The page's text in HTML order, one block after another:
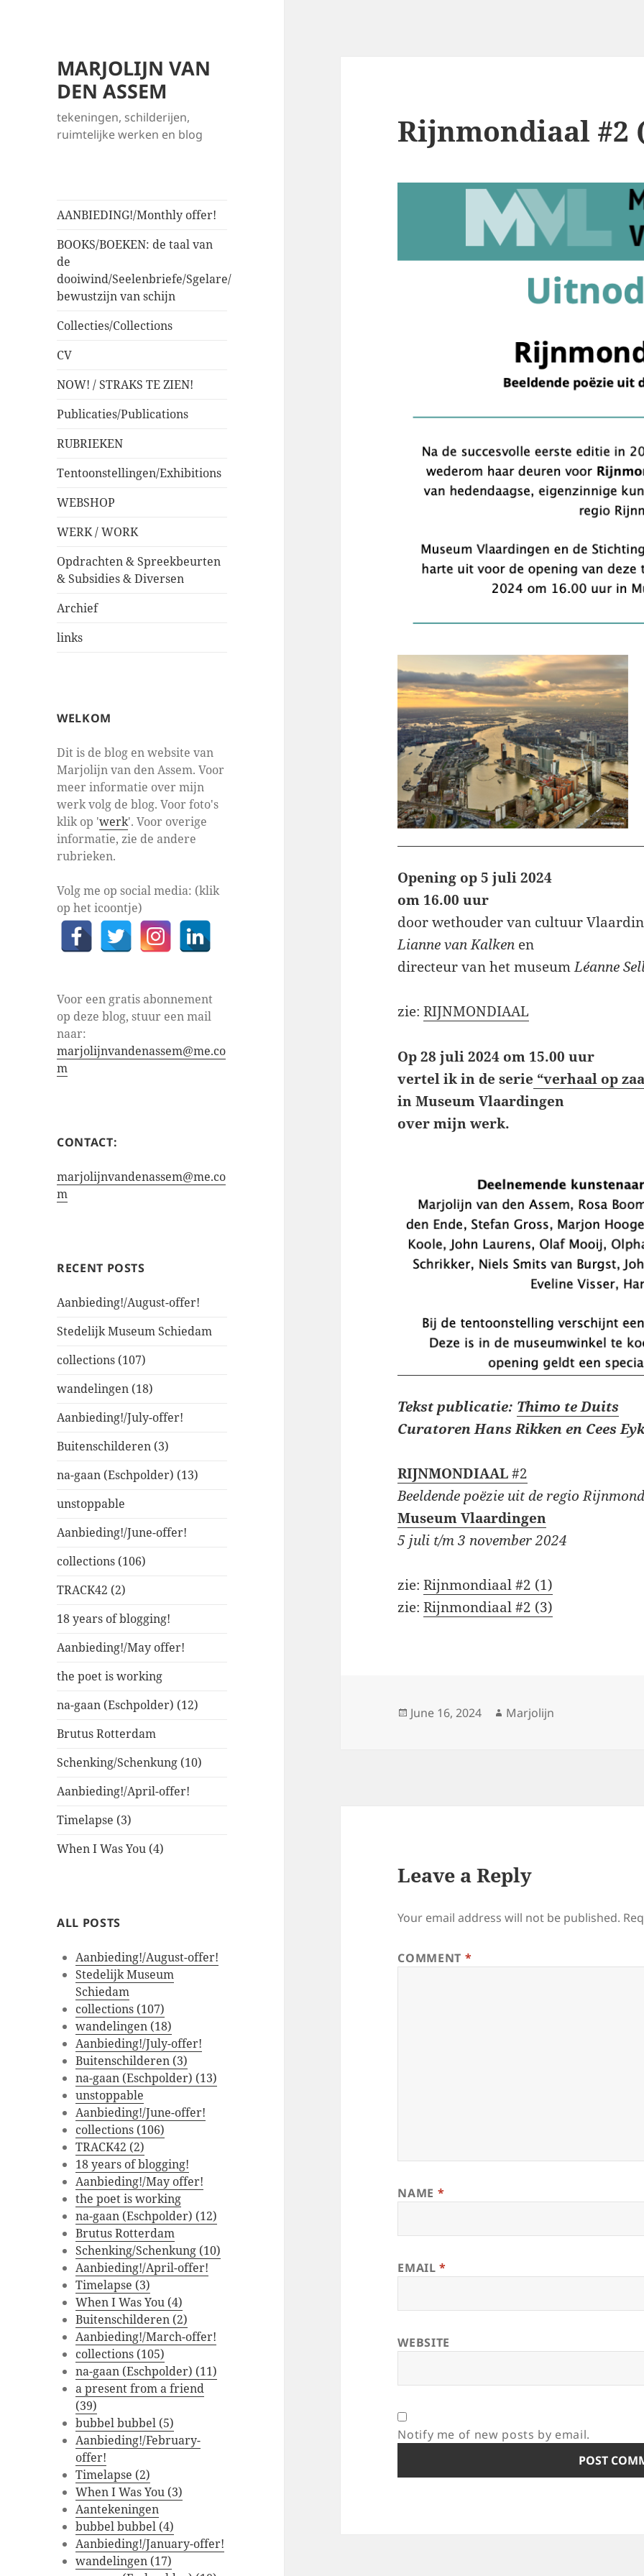
MARJOLIJN VAN
DEN ASSEM
tekeningen, schilderijen,
ruimtelijke werken en blog
AANBIEDING!/Monthly offer!
BOOKS/BOEKEN: de taal van
de
dooiwind/Seelenbriefe/Sgelare/
bewustzijn van schijn
Collecties/Collections
CV
NOW! / STRAKS TE ZIEN!
Publicaties/Publications
RUBRIEKEN
Tentoonstellingen/Exhibitions
WEBSHOP
WERK / WORK
Opdrachten & Spreekbeurten
& Subsidies & Diversen
Archief
links
WELKOM
Dit is de blog en website van
Marjolijn van den Assem. Voor
meer informatie over mijn
werk volg de blog. Voor foto's
klik op 'werk'. Voor overige
informatie, zie de andere
rubrieken.
Volg me op social media: (klik
op het icoontje)
Voor een gratis abonnement
op deze blog, stuur een mail
naar:
marjolijnvandenassem@me.co
m
CONTACT:
marjolijnvandenassem@me.co
m
RECENT POSTS
Aanbieding!/August-offer!
Stedelijk Museum Schiedam
collections (107)
wandelingen (18)
Aanbieding!/July-offer!
Buitenschilderen (3)
na-gaan (Eschpolder) (13)
unstoppable
Aanbieding!/June-offer!
collections (106)
TRACK42 (2)
18 years of blogging!
Aanbieding!/May offer!
the poet is working
na-gaan (Eschpolder) (12)
Brutus Rotterdam
Schenking/Schenkung (10)
Aanbieding!/April-offer!
Timelapse (3)
When I Was You (4)
ALL POSTS
Aanbieding!/August-offer!
Stedelijk Museum
Schiedam
collections (107)
wandelingen (18)
Aanbieding!/July-offer!
Buitenschilderen (3)
na-gaan (Eschpolder) (13)
unstoppable
Aanbieding!/June-offer!
collections (106)
TRACK42 (2)
18 years of blogging!
Aanbieding!/May offer!
the poet is working
na-gaan (Eschpolder) (12)
Brutus Rotterdam
Schenking/Schenkung (10)
Aanbieding!/April-offer!
Timelapse (3)
When I Was You (4)
Buitenschilderen (2)
Aanbieding!/March-offer!
collections (105)
na-gaan (Eschpolder) (11)
a present from a friend
(39)
bubbel bubbel (5)
Aanbieding!/February-
offer!
Timelapse (2)
When I Was You (3)
Aantekeningen
bubbel bubbel (4)
Aanbieding!/January-offer!
wandelingen (17)
Rijnmondiaal #2
Opening op 5 juli 2024
om 16.00 uur
door wethouder van cultuur
Lianne van Kalken en
directeur van het museumLéanne
zie:RIJNMONDIAAL
Op 28 juli 2024 om 15.00 uur
vertel ik in de serie “verhaal op
in Museum Vlaardingen
over mijn werk.
Tekst publicatie: Thimo te Duits
Curatoren Hans Rikken en Cees
RIJNMONDIAAL#2
Beeldende poëzie uit de regio
Museum Vlaardingen
5 juli t/m 3 november 2024
zie:Rijnmondiaal #2 (1)
zie:Rijnmondiaal #2 (3)
Posted
June 16, 2024 Author
Marjolijn
Leave a Reply
Your email address will not be published.
COMMENT *
NAME *
EMAIL*
WEBSITE
Notify me of new posts by email.